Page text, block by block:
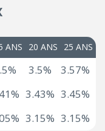
ANS 20 ANS
25 ANS
3.5% 3.57%
3.43% 3.45%
3.15% 3.15%